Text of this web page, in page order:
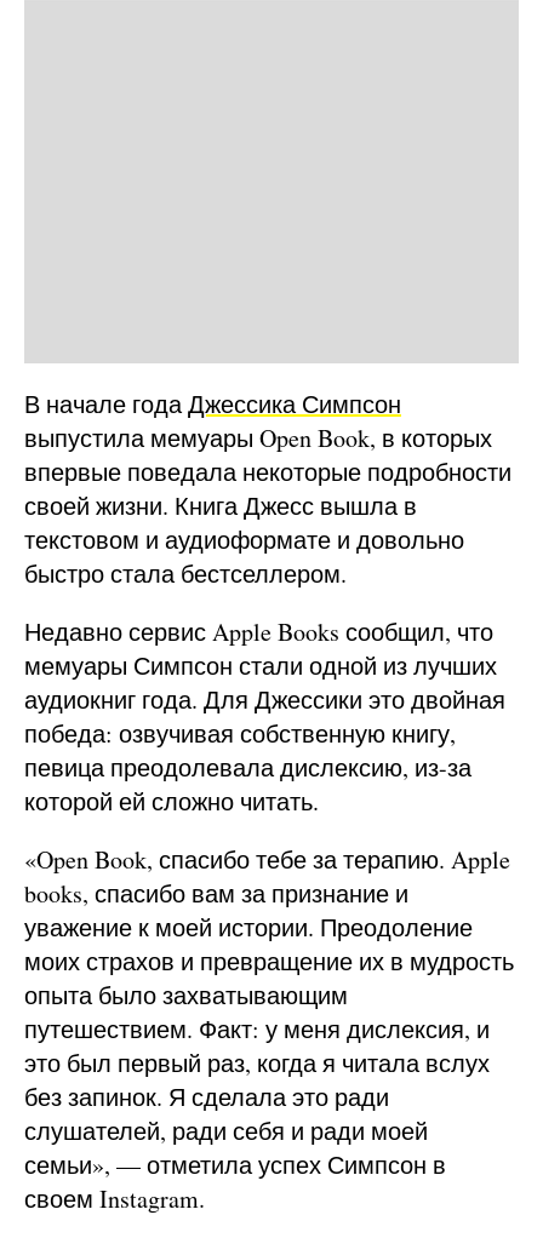
В начале годаДжессика Симпсон
выпустила мемуары Open Book, в которых
впервые поведала некоторые подробности
своей жизни. Книга Джесс вышла в
текстовом и аудиоформате и довольно
быстро стала бестселлером.
Недавно сервис Apple Books сообщил, что
мемуары Симпсон стали одной из лучших
аудиокниг года. Для Джессики это двойная
победа: озвучивая собственную книгу,
певица преодолевала дислексию, из-за
которой ей сложно читать.
«Open Book, спасибо тебе за терапию. Apple
books, спасибо вам за признание и
уважение к моей истории. Преодоление
моих страхов и превращение их в мудрость
опыта было захватывающим
путешествием. Факт: у меня дислексия, и
это был первый раз, когда я читала вслух
без запинок. Я сделала это ради
слушателей, ради себя и ради моей
семьи», — отметила успех Симпсон в
своем Instagram.